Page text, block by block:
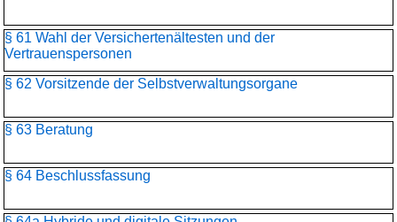
§ 61 Wahl der Versichertenältesten und der
Vertrauenspersonen
§ 62 Vorsitzende der Selbstverwaltungsorgane
§ 63 Beratung
§ 64 Beschlussfassung